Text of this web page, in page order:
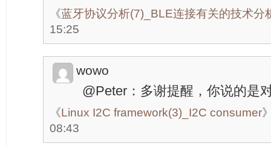
《蓝牙协议分析(7)_BLE连接有关的技术分
15:25
wowo
@Peter：多谢提醒，你说的是
《Linux I2C framework(3)_I2C consumer
08:43